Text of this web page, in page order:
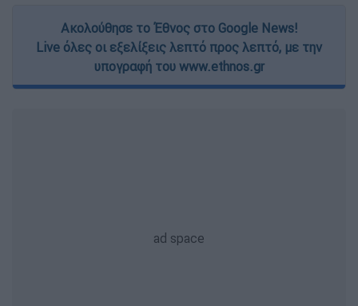
Ακολούθησε το Έθνος στο Google News!
Live όλες οι εξελίξεις λεπτό προς λεπτό, με την
υπογραφή του www.ethnos.gr